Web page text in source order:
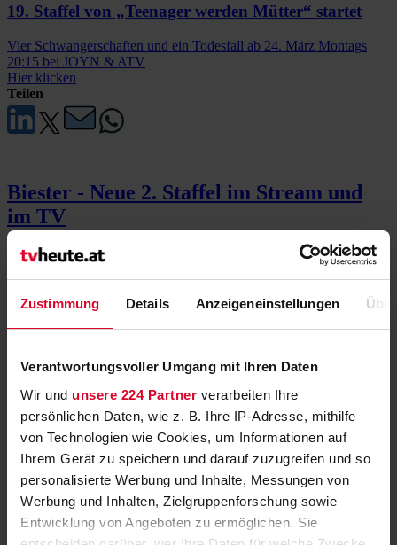
Zustimmung Details Anzeigeneinstellungen
Verantwortungsvoller Umgang mit Ihren Daten
Wir und unsere 224 Partner verarbeiten Ihre
persönlichen Daten, wie z. B. Ihre IP-Adresse, mithilfe
von Technologien wie Cookies, um Informationen auf
Ihrem Gerät zu speichern und darauf zuzugreifen und so
personalisierte Werbung und Inhalte, Messungen von
Werbung und Inhalten, Zielgruppenforschung sowie
Entwicklung von Angeboten zu ermöglichen. Sie
19. Staffel von „Teenager werden Mütter“ startet
Vier Schwangerschaften und ein Todesfall ab 24. März Montags
20:15 bei JOYN & ATV
Hier klicken
Teilen
Biester - Neue 2. Staffel im Stream und
im TV
Start am 16. März vorab auf ORF ON
Stream
Rainer Hunold ermittelt das letzte Mal
als „Der Staatsanwalt
Dramatische finale Folge der letzten Staffel»
Neue Staffel: Die „Science Busters“ sind
zurück